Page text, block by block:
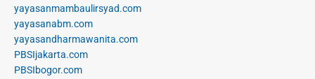
yayasanmambaulirsyad.com
yayasanabm.com
yayasandharmawanita.com
PBSIjakarta.com
PBSIbogor.com